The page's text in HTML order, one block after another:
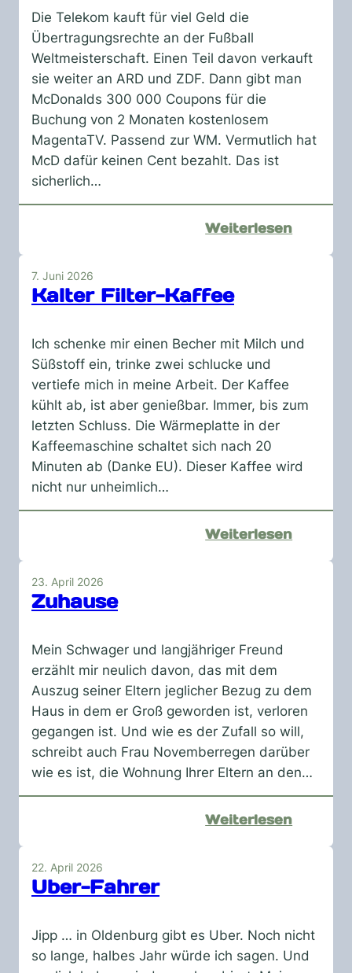
Die Telekom kauft für viel Geld die
Übertragungsrechte an der Fußball
Weltmeisterschaft. Einen Teil davon verkauft
sie weiter an ARD und ZDF. Dann gibt man
McDonalds 300 000 Coupons für die
Buchung von 2 Monaten kostenlosem
MagentaTV. Passend zur WM. Vermutlich hat
McD dafür keinen Cent bezahlt. Das ist
sicherlich…
Weiterlesen:
kaputt
7. Juni 2026
Kalter Filter-Kaffee
Ich schenke mir einen Becher mit Milch und
Süßstoff ein, trinke zwei schlucke und
vertiefe mich in meine Arbeit. Der Kaffee
kühlt ab, ist aber genießbar. Immer, bis zum
letzten Schluss. Die Wärmeplatte in der
Kaffeemaschine schaltet sich nach 20
Minuten ab (Danke EU). Dieser Kaffee wird
nicht nur unheimlich…
Weiterlesen:
Kalter
23. April 2026
Zuhause
Mein Schwager und langjähriger Freund
erzählt mir neulich davon, das mit dem
Auszug seiner Eltern jeglicher Bezug zu dem
Haus in dem er Groß geworden ist, verloren
gegangen ist. Und wie es der Zufall so will,
schreibt auch Frau Novemberregen darüber
wie es ist, die Wohnung Ihrer Eltern an den…
Weiterlesen:
22. April 2026
Uber-Fahrer
Jipp … in Oldenburg gibt es Uber. Noch nicht
so lange, halbes Jahr würde ich sagen. Und